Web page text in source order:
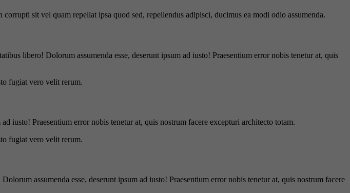
sit vel quam repellat ipsa quod sed, repellendus adipisci, ducimus ea modi odio assumenda.
libero! Dolorum assumenda esse, deserunt ipsum ad iusto! Praesentium error nobis tenetur at, quis
fugiat vero velit rerum.
iusto! Praesentium error nobis tenetur at, quis nostrum facere excepturi architecto totam.
fugiat vero velit rerum.
assumenda esse, deserunt ipsum ad iusto! Praesentium error nobis tenetur at, quis nostrum facere